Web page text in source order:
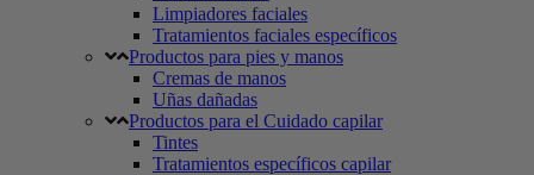
Limpiadores faciales
Tratamientos faciales específicos
Productos para pies y manos
Cremas de manos
Uñas dañadas
Productos para el Cuidado capilar
Tintes
Tratamientos específicos capilar